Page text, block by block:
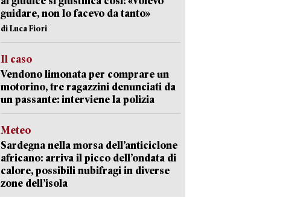
guidare, non lo facevo da tanto»
di Luca Fiori
Il caso
Vendono limonata per comprare un
motorino, tre ragazzini denunciati da
un passante: interviene la polizia
Meteo
Sardegna nella morsa dell’anticiclone
africano: arriva il picco dell’ondata di
calore, possibili nubifragi in diverse
zone dell’isola